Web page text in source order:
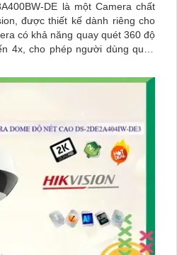
DE là một Camera chất
được thiết kế dành riêng cho
4x, cho phép người dùng quan